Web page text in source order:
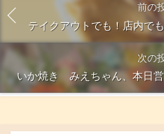
前の
テイクアウトでも！店内でも
次の
いか焼き みえちゃん、本日